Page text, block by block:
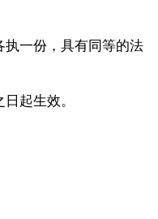
执一份，具有同等的法
起生效。